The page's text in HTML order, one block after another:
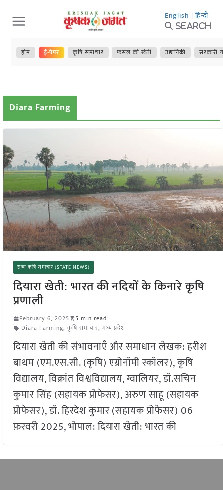
Skip
to
content
English | हिन्दी
Search
होम ई-पेपर कृषि समाचार फसल की खेती उद्यानिकी सरकारी
Diara Farming
राज्य कृषि समाचार (STATE NEWS)
दियारा खेती: भारत की नदियों के किनारे कृषि
प्रणाली
February 6, 2025
5 min read
Diara Farming, कृषि समाचार, मध्य प्रदेश
दियारा खेती की संभावनाएँ और समाधान लेखक: हरीश
बाथम (एम.एस.सी. (कृषि) एग्रोनॉमी स्कॉलर), कृषि
विद्यालय, विक्रांत विश्वविद्यालय, ग्वालियर, डॉ.सचिन
कुमार सिंह (सहायक प्रोफेसर), अरुण साहू (सहायक
प्रोफेसर), डॉ. हिरदेश कुमार (सहायक प्रोफेसर) 06
फ़रवरी 2025, भोपाल: दियारा खेती: भारत की